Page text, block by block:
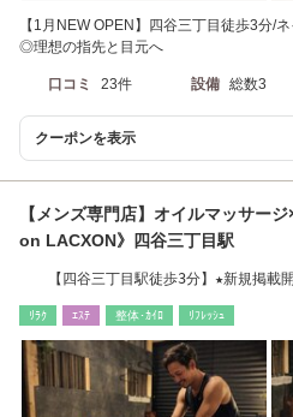
【1月NEW OPEN】四谷三丁目徒歩3分/
◎理想の指先と目元へ
口コミ 23件 設備 総数3
クーポンを表示
【メンズ専門店】オイルマッサー
on LACXON》四谷三丁目駅
【四谷三丁目駅徒歩3分】★新規掲載
ﾘﾗｸ ｴｽﾃ 整体･ｶｲﾛ ﾘﾌﾚｯｼｭ